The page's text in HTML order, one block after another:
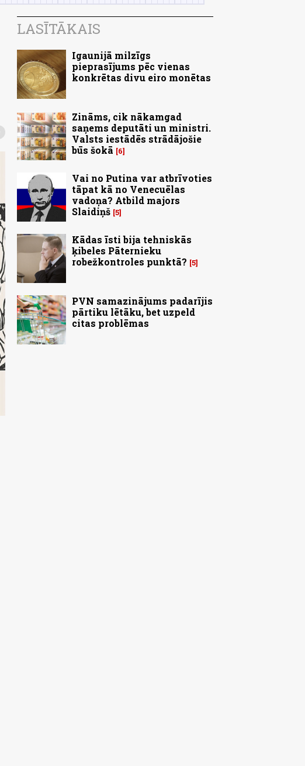
LASĪTĀKAIS
Igaunijā milzīgs
pieprasījums pēc vienas
konkrētas divu eiro monētas
Zināms, cik nākamgad
saņems deputāti un ministri.
Valsts iestādēs strādājošie
būs šokā
6
Vai no Putina var atbrīvoties
tāpat kā no Venecuēlas
vadoņa? Atbild majors
Slaidiņš 5
Kādas īsti bija tehniskās
ķibeles Pāternieku
robežkontroles punktā? 5
PVN samazinājums padarījis
pārtiku lētāku, bet uzpeld
citas problēmas